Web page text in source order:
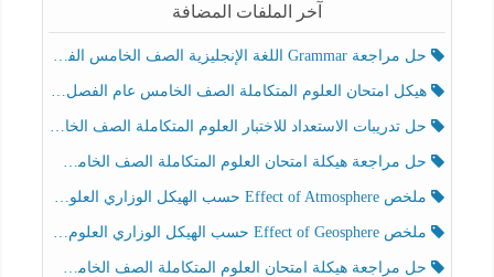
آخر الملفات المضافة
حل مراجعة Grammar اللغة الإنجليزية الصف الخامس الفصل الثالث
هيكل امتحان العلوم المتكاملة الصف الخامس عام الفصل الدراسي الثالث 2025-2026
حل تدريبات الاستعداد للاختبار العلوم المتكاملة الصف الخامس عام الفصل الثالث
حل مراجعة هيكلة امتحان العلوم المتكاملة الصف الخامس انسبير الفصل الثالث
ملخص Effect of Atmosphere حسب الهيكل الوزاري العلوم المتكاملة الصف الخامس انسبير الفصل الثالث
ملخص Effect of Geosphere حسب الهيكل الوزاري العلوم المتكاملة الصف الخامس انسبير الفصل الثالث
حل مراجعة هيكلة امتحان العلوم المتكاملة الصف الخامس عام الفصل الثالث